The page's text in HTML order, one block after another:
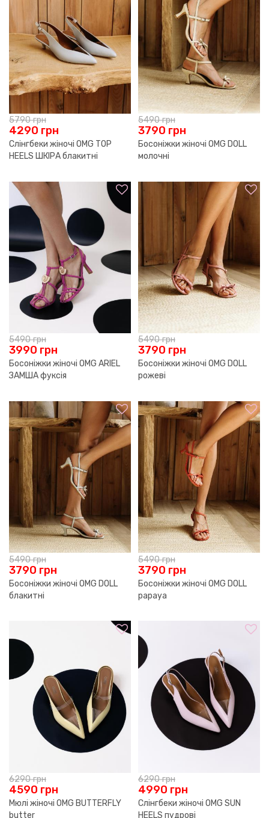
5790грн
4290 грн
Слінгбеки жіночі OMG TOP
HEELS ШКІРА блакитні
5490грн
3790 грн
Босоніжки жіночі OMG DOLL
молочні
5490грн
3990 грн
Босоніжки жіночі OMG ARIEL
ЗАМША фуксія
5490грн
3790 грн
Босоніжки жіночі OMG DOLL
рожеві
5490грн
3790 грн
Босоніжки жіночі OMG DOLL
блакитні
5490грн
3790 грн
Босоніжки жіночі OMG DOLL
papaya
6290грн
4590 грн
Мюлі жіночі OMG BUTTERFLY
butter
6290грн
4990 грн
Слінгбеки жіночі OMG SUN
HEELS пудрові